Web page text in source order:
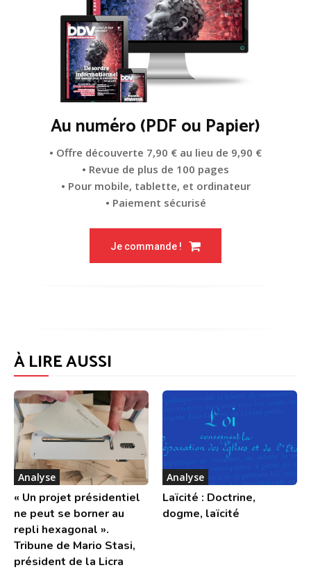
Au numéro (PDF ou Papier)
• Offre découverte 7,90 € au lieu de 9,90 €
• Revue de plus de 100 pages
• Pour mobile, tablette, et ordinateur
• Paiement sécurisé
Je commande !
À LIRE AUSSI
Analyse
« Un projet présidentiel
ne peut se borner au
repli hexagonal ».
Tribune de Mario Stasi,
président de la Licra
Analyse
Laïcité : Doctrine,
dogme, laïcité